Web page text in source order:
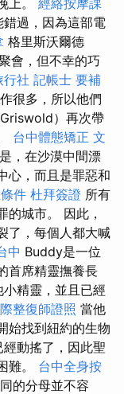
上。 經絡按摩課
過，因為這部電
格里斯沃爾德
會，但不幸的巧
行社 記帳士 要補
很多，所以他們
）再次帶
台中體態矯正 文
，在沙漠中間漂
心，而且是罪惡和
件 杜拜簽證 所有
的城市。 因此，
了，每個人都大喊
中 Buddy是一位
首席精靈撫養長
精靈，並且已經
整復師證照 當他
始找到紐約的生物
動搖了，因此聖
難。 台中全身按
的分母並不容